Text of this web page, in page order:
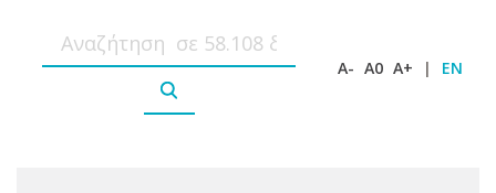
A- A0 A+ | EN